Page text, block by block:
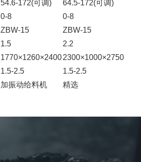
54.6-172(可调)
64.5-172(可调)
0-8
0-8
ZBW-15
ZBW-15
1.5
2.2
1770×1260×24002300×1000×2750
1.5-2.5
1.5-2.5
加振动给料机 精选